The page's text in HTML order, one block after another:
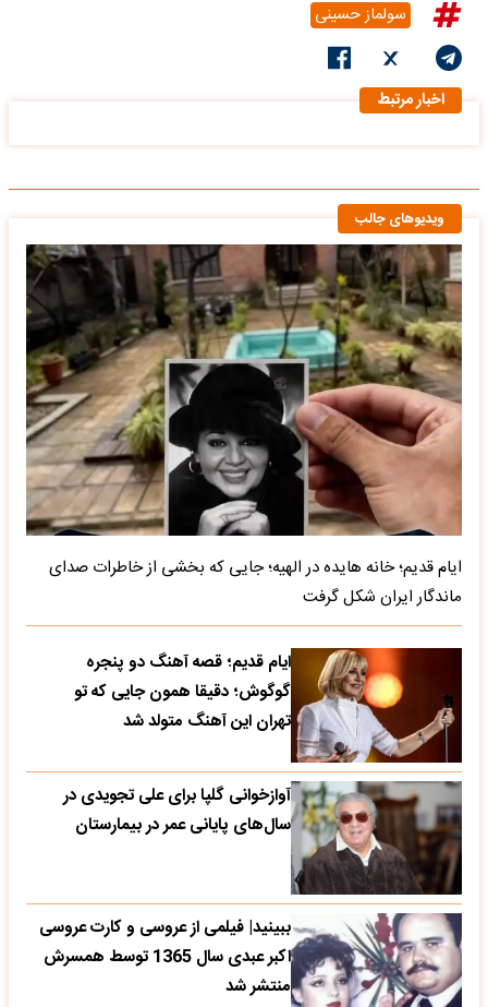
سولماز حسینی
اخبار مرتبط
ویدیوهای جالب
ایام قدیم؛ خانه هایده در الهیه؛ جایی که بخشی از خاطرات صدای
ماندگار ایران شکل گرفت
ایام قدیم؛ قصه آهنگ دو پنجره
گوگوش؛ دقیقا همون جایی که تو
تهران این آهنگ متولد شد
آوازخوانی گلپا برای علی تجویدی در
سال‌های پایانی عمر در بیمارستان
ببینید| فیلمی از عروسی و کارت عروسی
اکبر عبدی سال 1365 توسط همسرش
منتشر شد